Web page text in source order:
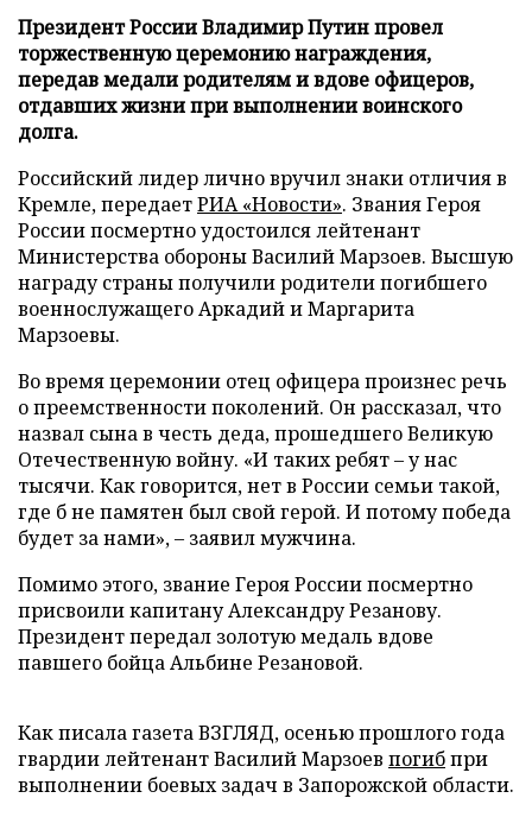
Президент России Владимир Путин провел
торжественную церемонию награждения,
передав медали родителям и вдове офицеров,
отдавших жизни при выполнении воинского
долга.
Российский лидер лично вручил знаки отличия в
Кремле, передаетРИА «Новости». Звания Героя
России посмертно удостоился лейтенант
Министерства обороны Василий Марзоев. Высшую
награду страны получили родители погибшего
военнослужащего Аркадий и Маргарита
Марзоевы.
Во время церемонии отец офицера произнес речь
о преемственности поколений. Он рассказал, что
назвал сына в честь деда, прошедшего Великую
Отечественную войну. «И таких ребят – у нас
тысячи. Как говорится, нет в России семьи такой,
где б не памятен был свой герой. И потому победа
будет за нами», – заявил мужчина.
Помимо этого, звание Героя России посмертно
присвоили капитану Александру Резанову.
Президент передал золотую медаль вдове
павшего бойца Альбине Резановой.
Как писала газета ВЗГЛЯД, осенью прошлого года
гвардии лейтенант Василий Марзоев погибпри
выполнении боевых задач в Запорожской области.